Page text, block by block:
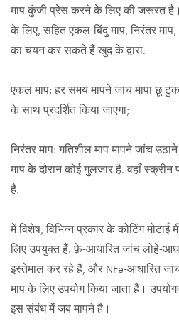
माप कुंजी प्रेस करने के लिए की जरूरत
के लिए, सहित एकल-बिंदु माप, निरंतर
का चयन कर सकते हैं खुद के द्वारा.
एकल माप: हर समय मापने जांच मापा छू
के साथ प्रदर्शित किया जाएगा;
निरंतर माप: गतिशील माप मापने जांच
माप के दौरान कोई गुलजार है. वहाँ स्क्रीन
है.
में विशेष, विभिन्न प्रकार के कोटिंग मोटाई
लिए उपयुक्त हैं. फ़े-आधारित जांच लोहे-
इस्तेमाल कर रहे हैं, और NFe-आधारित
माप के लिए उपयोग किया जाता है।
इस संबंध में जब मापने है।